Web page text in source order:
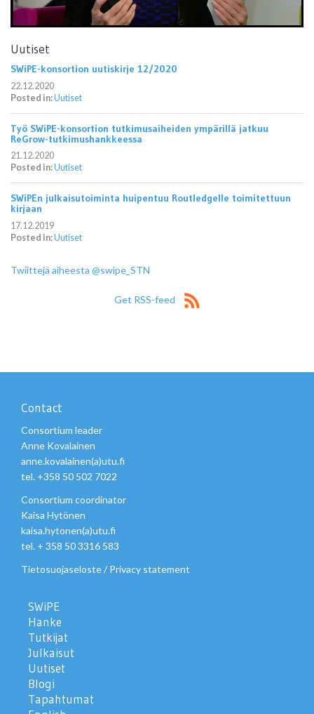
Uutiset
SWiPE-konsortion uutiskirje 12/2020
22.12.2020
Posted in:Uutiset
Työ SWiPE-konsortion tutkimusaiheiden ympärillä jatkuu
ReGrow-tutkimushankkeessa
21.12.2020
Posted in:Uutiset
SWiPEn julkaisutoiminta huipentuu Routledgelle toimitettuun
kirjaan
17.12.2019
Posted in:Uutiset
Twiittejä aiheesta @swipe_STN
Get RSS-feed
Contact
Consortium leader
Anne Kovalainen
anne.kovalainen(a)utu.fi
tel. +358 50 502 7022
Consortium coordinator
Kaisa Hytönen
kaisa.hytonen(a)utu.fi
tel. + 358 50 3316 583
Tietosuojaseloste/ Privacy statement
SWiPE
Hanke
Tutkijat
Julkaisut
Uutiset
Blogi
Tapahtumat